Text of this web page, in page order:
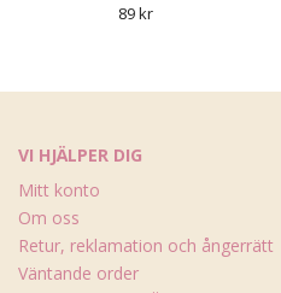
89 kr
VI HJÄLPER DIG
Mitt konto
Om oss
Retur, reklamation och ångerrätt
Väntande order